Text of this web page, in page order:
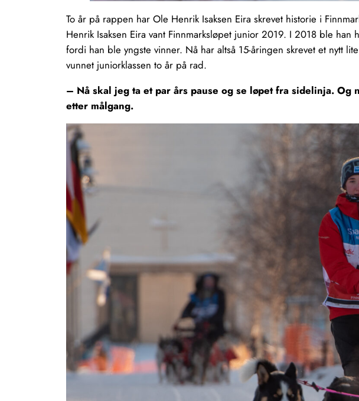
To år på rappen har Ole Henrik Isaksen Eira skrevet historie i
Henrik Isaksen Eira vant Finnmarksløpet junior 2019. I 2018 ble
fordi han ble yngste vinner. Nå har altså 15-åringen skrevet et nytt
vunnet juniorklassen to år på rad.
– Nå skal jeg ta et par års pause og se løpet fra sidelinja.
etter målgang.